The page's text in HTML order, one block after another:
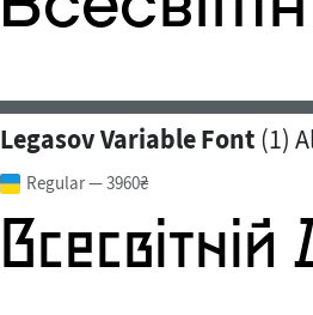
Legasov Variable Font (1)
Regular— 3960₴